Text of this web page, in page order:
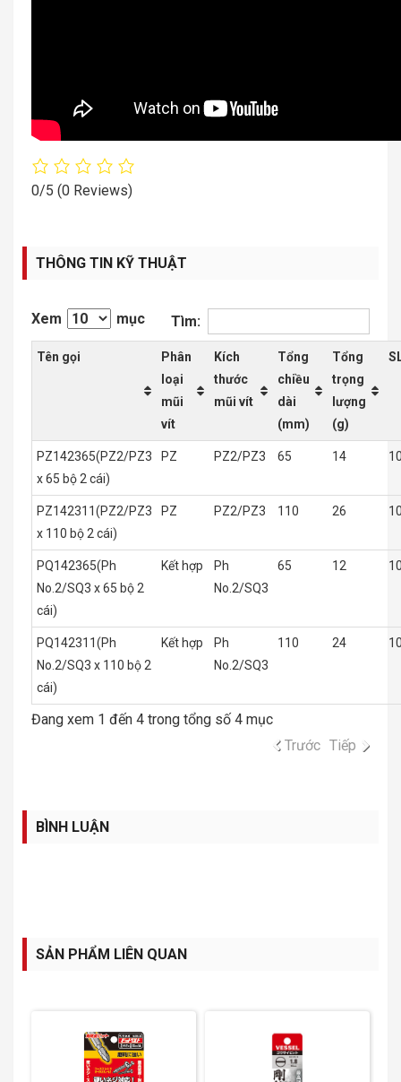
0/5 (0 Reviews)
THÔNG TIN KỸ THUẬT
Xem mục Tìm:
Tên gọi
Phân
loại
mũi
vít
Kích
thước
mũi vít
Tổng
chiều
dài
(mm)
Tổng
trọng
lượng
(g)
PZ142365(PZ2/PZ3
x 65 bộ 2 cái)
PZ PZ2/PZ3 65 14
PZ142311(PZ2/PZ3
x 110 bộ 2 cái)
PZ PZ2/PZ3 110 26
PQ142365(Ph
No.2/SQ3 x 65 bộ 2
cái)
Kết hợp
Ph
No.2/SQ3
65 12
PQ142311(Ph
No.2/SQ3 x 110 bộ 2
cái)
Kết hợp
Ph
No.2/SQ3
110 24
Đang xem 1 đến 4 trong tổng số 4 mục
Trước Tiếp
BÌNH LUẬN
SẢN PHẨM LIÊN QUAN